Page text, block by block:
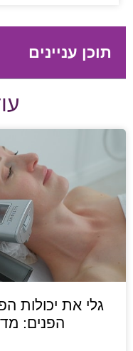
תוכן עניינים
גלי את יכולות
הפנים: